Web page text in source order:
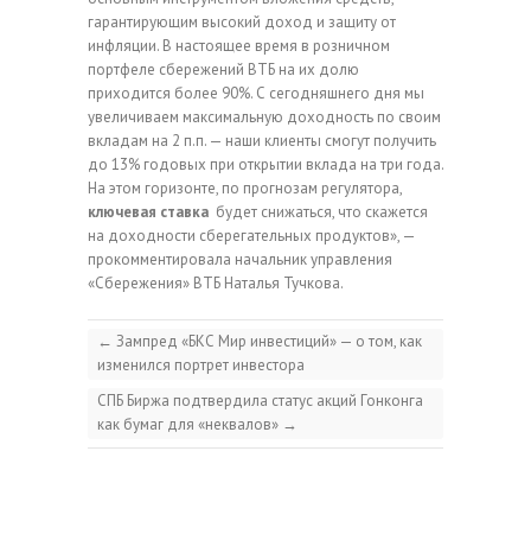
гарантирующим высокий доход и защиту от
инфляции. В настоящее время в розничном
портфеле сбережений ВТБ на их долю
приходится более 90%. С сегодняшнего дня мы
увеличиваем максимальную доходность по своим
вкладам на 2 п.п. — наши клиенты смогут получить
до 13% годовых при открытии вклада на три года.
На этом горизонте, по прогнозам регулятора,
ключевая ставка будет снижаться, что скажется
на доходности сберегательных продуктов», —
прокомментировала начальник управления
«Сбережения» ВТБ Наталья Тучкова.
← Зампред «БКС Мир инвестиций» — о том, как
изменился портрет инвестора
СПБ Биржа подтвердила статус акций Гонконга
как бумаг для «неквалов» →